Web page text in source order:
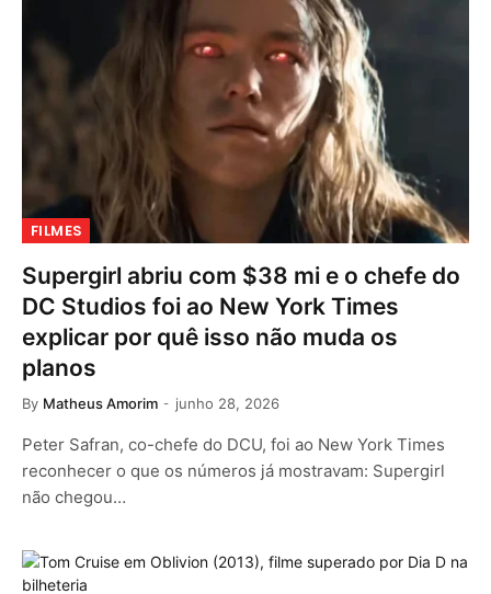
FILMES
Supergirl abriu com $38 mi e o chefe do
DC Studios foi ao New York Times
explicar por quê isso não muda os
planos
By Matheus Amorim junho 28, 2026
Peter Safran, co-chefe do DCU, foi ao New York Times
reconhecer o que os números já mostravam: Supergirl
não chegou…